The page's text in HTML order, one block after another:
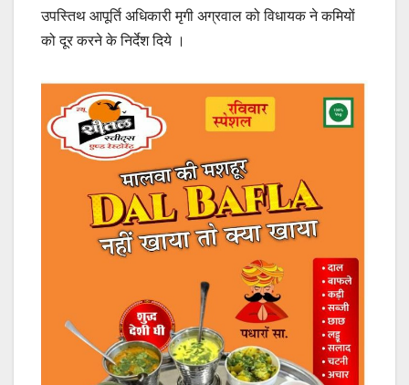
उपस्तिथ आपूर्ति अधिकारी मृगी अग्रवाल को विधायक ने कमियों
को दूर करने के निर्देश दिये ।